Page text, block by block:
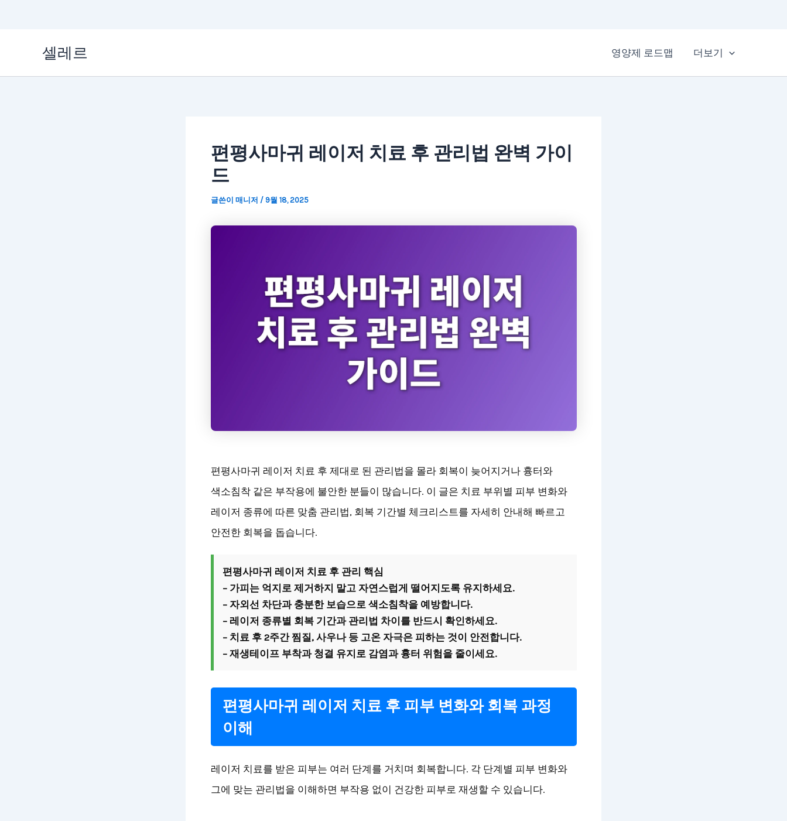
츠
셀레르 영양제 로드맵 더보기
편평사마귀 레이저 치료 후 관리법 완벽 가이
드
글쓴이 매니저 / 9월 18, 2025
편평사마귀 레이저 치료 후 제대로 된 관리법을 몰라 회복이 늦어지거나 흉터와
색소침착 같은 부작용에 불안한 분들이 많습니다. 이 글은 치료 부위별 피부 변화와
레이저 종류에 따른 맞춤 관리법, 회복 기간별 체크리스트를 자세히 안내해 빠르고
안전한 회복을 돕습니다.
편평사마귀 레이저 치료 후 관리 핵심
– 가피는 억지로 제거하지 말고 자연스럽게 떨어지도록 유지하세요.
– 자외선 차단과 충분한 보습으로 색소침착을 예방합니다.
– 레이저 종류별 회복 기간과 관리법 차이를 반드시 확인하세요.
– 치료 후 2주간 찜질, 사우나 등 고온 자극은 피하는 것이 안전합니다.
– 재생테이프 부착과 청결 유지로 감염과 흉터 위험을 줄이세요.
편평사마귀 레이저 치료 후 피부 변화와 회복 과정
이해
레이저 치료를 받은 피부는 여러 단계를 거치며 회복합니다. 각 단계별 피부 변화와
그에 맞는 관리법을 이해하면 부작용 없이 건강한 피부로 재생할 수 있습니다.